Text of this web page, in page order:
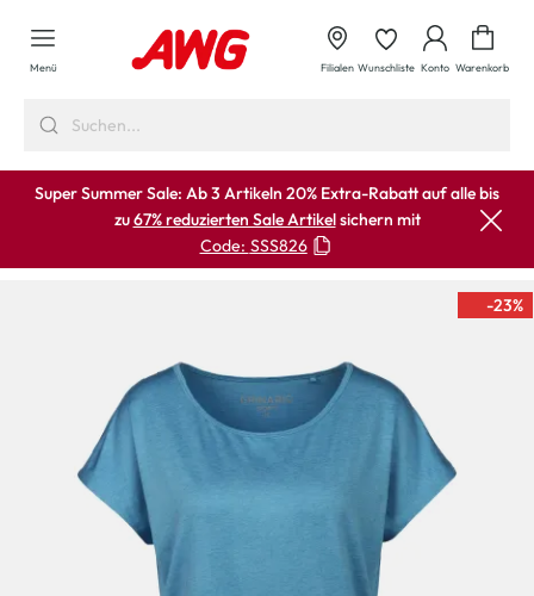
springen
Menü Filialen Wunschliste Konto Warenkorb
Super Summer Sale: Ab 3 Artikeln 20% Extra-Rabatt auf alle bis
zu67% reduzierten Sale Artikelsichern mit
Code: SSS826
-23%